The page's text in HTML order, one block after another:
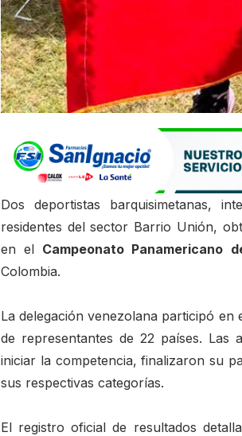
Dos deportistas barquisimetanas,
residentes del sector Barrio Unión,
en el Campeonato Panamericano
Colombia.
La delegación venezolana participó
de representantes de 22 países. Las
iniciar la competencia, finalizaron su
sus respectivas categorías.
El registro oficial de resultados